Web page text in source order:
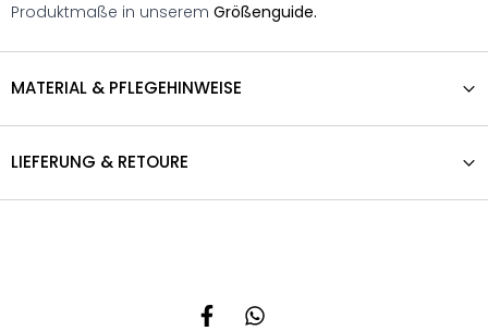
Produktmaße in unserem Größenguide.
MATERIAL & PFLEGEHINWEISE
LIEFERUNG & RETOURE